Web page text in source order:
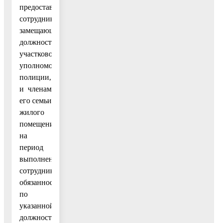
предоставление
сотруднику,
замещающему
должность
участкового
уполномоченного
полиции,
и членам
его семьи
жилого
помещения
на
период
выполнения
сотрудником
обязанностей
по
указанной
должности;